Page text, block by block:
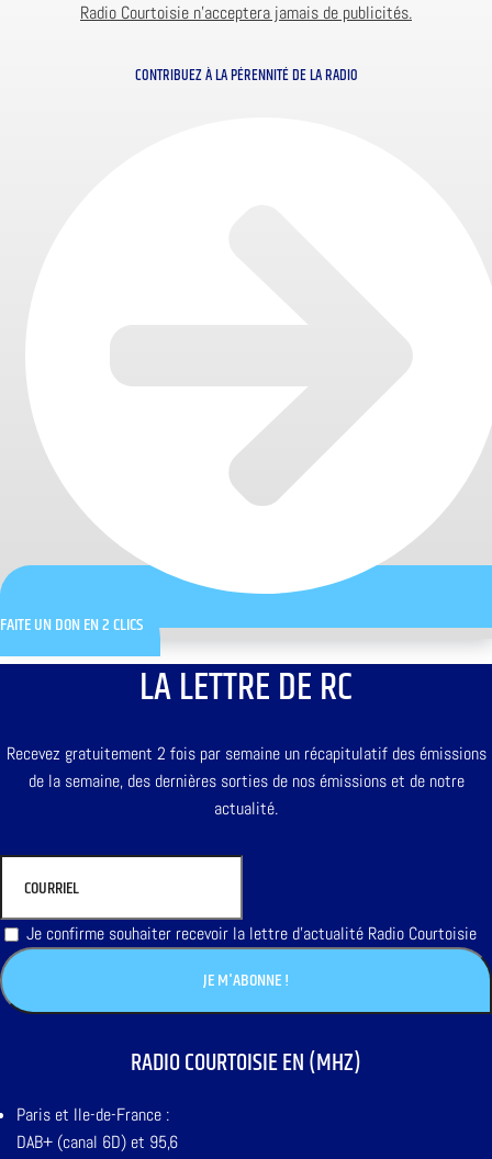
Radio Courtoisie n’acceptera jamais de publicités.
CONTRIBUEZ À LA PÉRENNITÉ DE LA RADIO
FAITE UN DON EN 2 CLICS
LA LETTRE DE RC
Recevez gratuitement 2 fois par semaine un récapitulatif des émissions
de la semaine, des dernières sorties de nos émissions et de notre
actualité.
Je confirme souhaiter recevoir la lettre d'actualité Radio Courtoisie
RADIO COURTOISIE EN (MHZ)
Paris et Ile-de-France :
DAB+ (canal 6D) et 95,6